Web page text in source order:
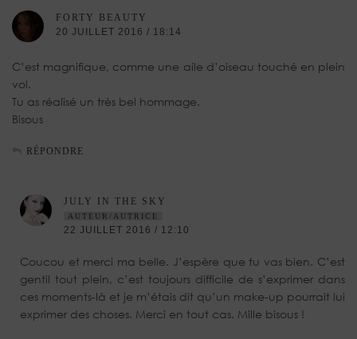
FORTY BEAUTY
20 JUILLET 2016 / 18:14
C’est magnifique, comme une aile d’oiseau touché en plein
vol.
Tu as réalisé un très bel hommage.
Bisous
RÉPONDRE
JULY IN THE SKY
AUTEUR/AUTRICE
22 JUILLET 2016 / 12:10
Coucou et merci ma belle. J’espère que tu vas bien. C’est
gentil tout plein, c’est toujours difficile de s’exprimer dans
ces moments-là et je m’étais dit qu’un make-up pourrait lui
exprimer des choses. Merci en tout cas. Mille bisous !